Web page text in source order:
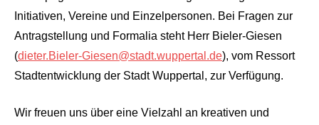
Initiativen, Vereine und Einzelpersonen. Bei Fragen zur
Antragstellung und Formalia steht Herr Bieler-Giesen
(dieter.Bieler-Giesen@stadt.wuppertal.de), vom Ressort
Stadtentwicklung der Stadt Wuppertal, zur Verfügung.
Wir freuen uns über eine Vielzahl an kreativen und